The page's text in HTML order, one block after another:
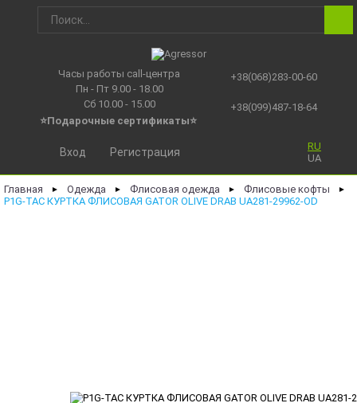
Часы работы call-центра
Пн - Пт 9.00 - 18.00
Сб 10.00 - 15.00
⭐Подарочные сертификаты⭐
+38(068)283-00-60
+38(099)487-18-64
RU
UA
Вход Регистрация
Главная ► Одежда ► Флисовая одежда ► Флисовые кофты ►
P1G-TAC КУРТКА ФЛИСОВАЯ GATOR OLIVE DRAB UA281-29962-OD